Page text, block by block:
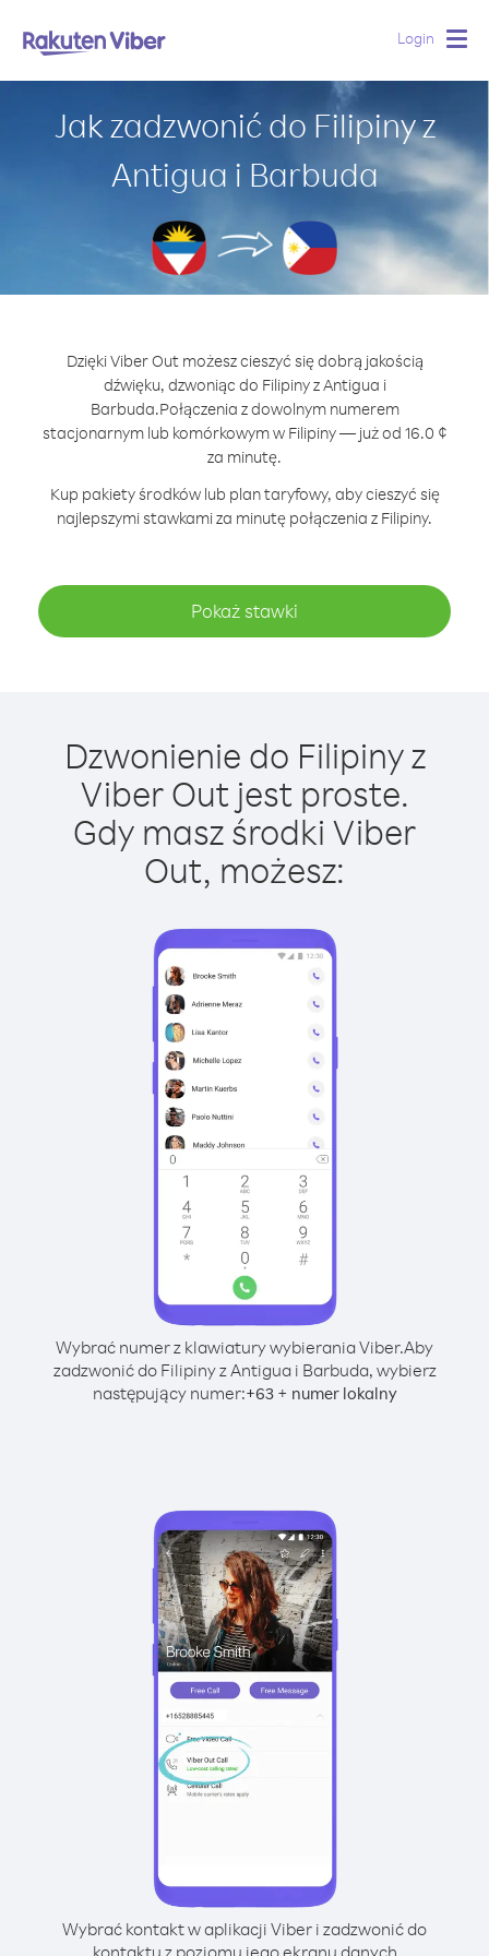
Login
Jak zadzwonić do Filipiny z
Antigua i Barbuda
Dzięki Viber Out możesz cieszyć się dobrą jakością
dźwięku, dzwoniąc do Filipiny z Antigua i
Barbuda.Połączenia z dowolnym numerem
stacjonarnym lub komórkowym w Filipiny — już od 16.0 ¢
za minutę.
Kup pakiety środków lub plan taryfowy, aby cieszyć się
najlepszymi stawkami za minutę połączenia z Filipiny.
Pokaż stawki
Dzwonienie do Filipiny z
Viber Out jest proste.
Gdy masz środki Viber
Out, możesz:
Wybrać numer z klawiatury wybierania Viber.Aby
zadzwonić do Filipiny z Antigua i Barbuda, wybierz
następujący numer:+63+ numer lokalny
Wybrać kontakt w aplikacji Viber i zadzwonić do
kontaktu z poziomu jego ekranu danych